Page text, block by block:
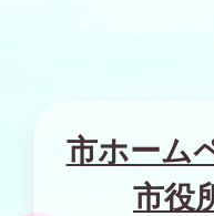
市ホーム
市役